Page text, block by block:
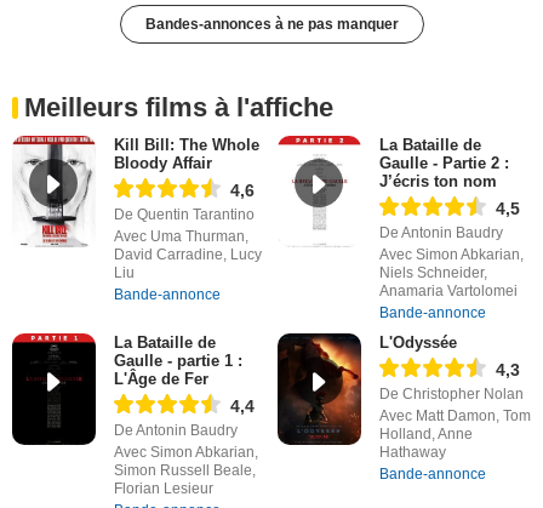
Bandes-annonces à ne pas manquer
Meilleurs films à l'affiche
Kill Bill: The Whole
Bloody Affair
4,6
De Quentin Tarantino
Avec Uma Thurman,
David Carradine, Lucy
Liu
Bande-annonce
La Bataille de
Gaulle - Partie 2 :
J’écris ton nom
4,5
De Antonin Baudry
Avec Simon Abkarian,
Niels Schneider,
Anamaria Vartolomei
Bande-annonce
La Bataille de
Gaulle - partie 1 :
L'Âge de Fer
4,4
De Antonin Baudry
Avec Simon Abkarian,
Simon Russell Beale,
Florian Lesieur
L'Odyssée
4,3
De Christopher Nolan
Avec Matt Damon, Tom
Holland, Anne
Hathaway
Bande-annonce